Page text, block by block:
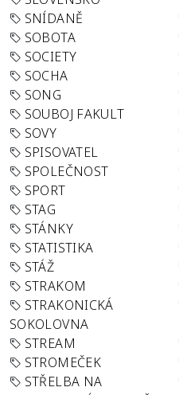
SNÍDANĚ
SOBOTA
SOCIETY
SOCHA
SONG
SOUBOJ FAKULT
SOVY
SPISOVATEL
SPOLEČNOST
SPORT
STAG
STÁNKY
STATISTIKA
STÁŽ
STRAKOM
STRAKONICKÁ
SOKOLOVNA
STREAM
STROMEČEK
STŘELBA NA